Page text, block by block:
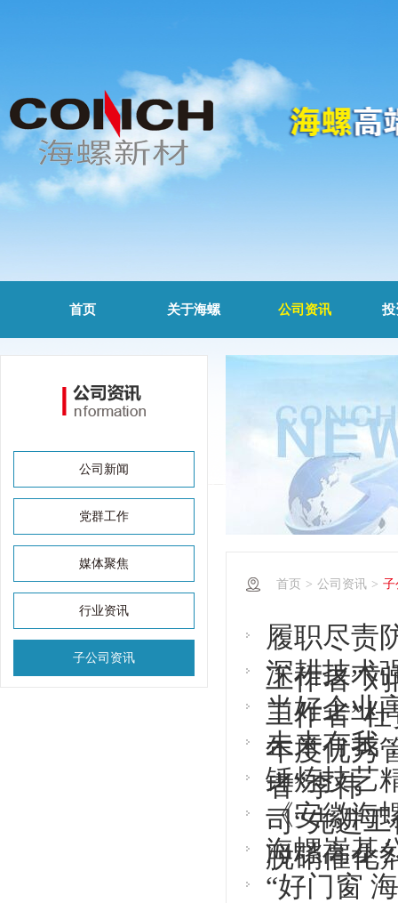
首页 关于海螺 公司资讯 投
公司新闻
党群工作
媒体聚焦
行业资讯
子公司资讯
首页 > 公司资讯 > 子
履职尽责
工作者”
深耕技术
工作者”
当好企业
年度优秀
未来有我
者”李伟
锤炼技艺
司“先进
《安徽海
脱硝催化
海螺嵩基
“好门窗